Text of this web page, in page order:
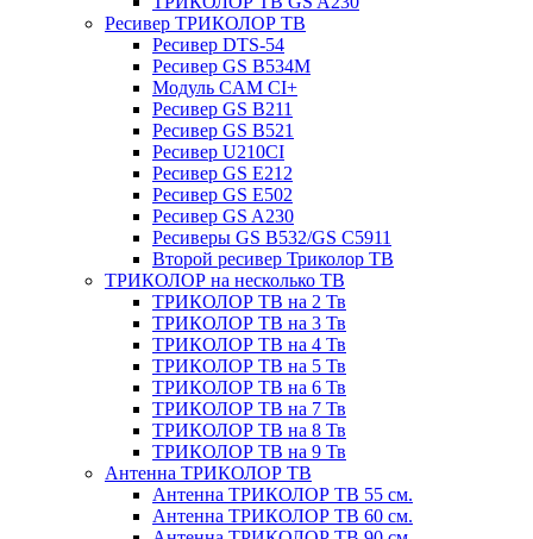
Ресивер ТРИКОЛОР ТВ
Ресивер DTS-54
Ресивер GS B534M
Модуль CAM CI+
Ресивер GS B211
Ресивер GS B521
Ресивер U210CI
Ресивер GS E212
Ресивер GS E502
Ресивер GS A230
Ресиверы GS B532/GS C5911
Второй ресивер Триколор ТВ
ТРИКОЛОР на несколько ТВ
ТРИКОЛОР ТВ на 2 Тв
ТРИКОЛОР ТВ на 3 Тв
ТРИКОЛОР ТВ на 4 Тв
ТРИКОЛОР ТВ на 5 Тв
ТРИКОЛОР ТВ на 6 Тв
ТРИКОЛОР ТВ на 7 Тв
ТРИКОЛОР ТВ на 8 Тв
ТРИКОЛОР ТВ на 9 Тв
Антенна ТРИКОЛОР ТВ
Антенна ТРИКОЛОР ТВ 55 см.
Антенна ТРИКОЛОР ТВ 60 см.